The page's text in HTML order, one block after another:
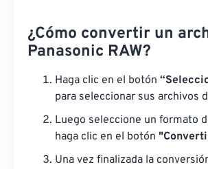
¿Cómo convertir un
Panasonic RAW?
Haga clic en el botón
para seleccionar sus archivos
Luego seleccione un formato
haga clic en el botón
Una vez finalizada la